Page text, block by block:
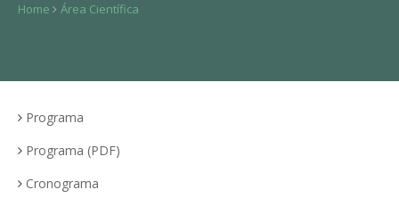
Home Área Científica
Programa
Programa (PDF)
Cronograma